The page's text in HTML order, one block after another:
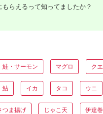
らえるって知ってましたか？
鮭・サーモン マグロ クエ
鮎 イカ タコ ウニ
つま揚げ じゃこ天 伊達巻